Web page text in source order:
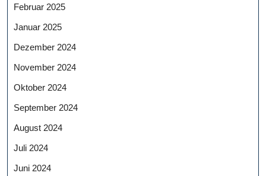
Februar 2025
Januar 2025
Dezember 2024
November 2024
Oktober 2024
September 2024
August 2024
Juli 2024
Juni 2024